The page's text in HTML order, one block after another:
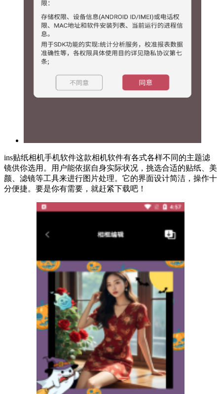
ins贴纸相机手机软件这款相机软件有各式各样不同的主题滤
镜供你选用。用户能依据自身实际状况，挑选合适的贴纸、美
颜、滤镜等工具来进行图片处理。它的界面设计简洁，操作十
分便捷。要是你有需要，就赶紧下载吧！